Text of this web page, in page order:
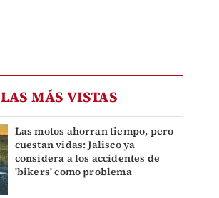
LAS MÁS VISTAS
Las motos ahorran tiempo, pero
cuestan vidas: Jalisco ya
considera a los accidentes de
'bikers' como problema